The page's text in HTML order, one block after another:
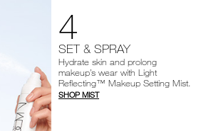
4
SET & SPRAY
Hydrate skin and prolong
makeup’s wear with Light
Reflecting™ Makeup Setting Mist.
SHOP MIST